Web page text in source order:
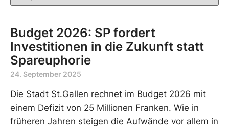
Budget 2026: SP fordert
Investitionen in die Zukunft statt
Spareuphorie
24. September 2025
Die Stadt St.Gallen rechnet im Budget 2026 mit
einem Defizit von 25 Millionen Franken. Wie in
früheren Jahren steigen die Aufwände vor allem in